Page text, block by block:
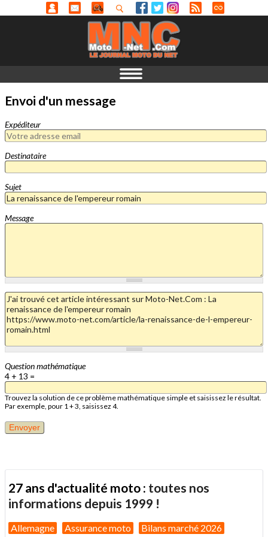
Envoi d'un message
Expéditeur
Destinataire
Sujet
Message
Question mathématique
4 + 13 =
Trouvez la solution de ce problème mathématique simple et saisissez le résultat.
Par exemple, pour 1 + 3, saisissez 4.
27 ans d'actualité moto : toutes nos
informations depuis 1999 !
Allemagne Assurance moto Bilans marché 2026